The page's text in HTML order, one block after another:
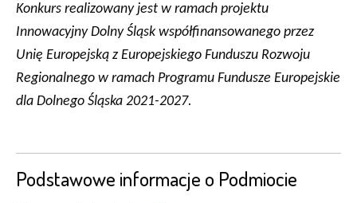
Konkurs realizowany jest w ramach projektu
Innowacyjny Dolny Śląsk współfinansowanego przez
Unię Europejską z Europejskiego Funduszu Rozwoju
Regionalnego w ramach Programu Fundusze Europejskie
dla Dolnego Śląska 2021-2027.
Podstawowe informacje o Podmiocie